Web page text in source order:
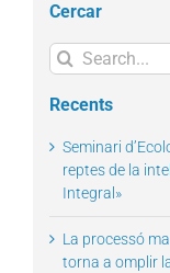
Cercar
Search
for:
Recents
Seminari
reptes de la
Integral»
La processó
torna a omplir